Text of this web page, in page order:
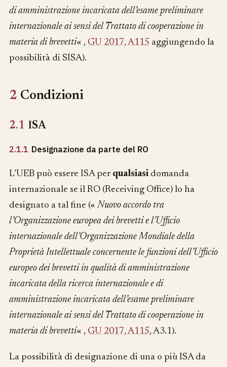
di amministrazione incaricata dell’esame preliminare
internazionale ai sensi del Trattato di cooperazione in
materia di brevetti« , GU 2017, A115 aggiungendo la
possibilità di SISA).
2 Condizioni
2.1 ISA
2.1.1 Designazione da parte del RO
L’UEB può essere ISA per qualsiasi domanda
internazionale se il RO (Receiving Office) lo ha
designato a tal fine (« Nuovo accordo tra
l’Organizzazione europea dei brevetti e l’Ufficio
internazionale dell’Organizzazione Mondiale della
Proprietà Intellettuale concernente le funzioni dell’Ufficio
europeo dei brevetti in qualità di amministrazione
incaricata della ricerca internazionale e di
amministrazione incaricata dell’esame preliminare
internazionale ai sensi del Trattato di cooperazione in
materia di brevetti« , GU 2017, A115, A3.1).
La possibilità di designazione di una o più ISA da